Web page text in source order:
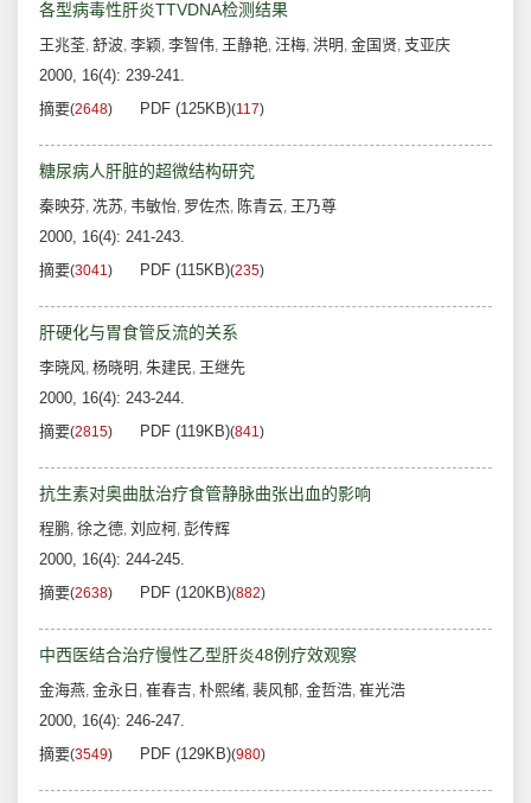
各型病毒性肝炎TTVDNA检测结果
王兆荃, 舒波, 李颖, 李智伟, 王静艳, 汪梅, 洪明 , 金国贤, 支亚庆
2000, 16(4): 239-241.
摘要(2648) PDF (125KB)(117)
糖尿病人肝脏的超微结构研究
秦映芬, 冼苏, 韦敏怡, 罗佐杰, 陈青云, 王乃尊
2000, 16(4): 241-243.
摘要(3041) PDF (115KB)(235)
肝硬化与胃食管反流的关系
李晓风, 杨晓明 , 朱建民, 王继先
2000, 16(4): 243-244.
摘要(2815) PDF (119KB)(841)
抗生素对奥曲肽治疗食管静脉曲张出血的影响
程鹏, 徐之德, 刘应柯, 彭传辉
2000, 16(4): 244-245.
摘要(2638) PDF (120KB)(882)
中西医结合治疗慢性乙型肝炎48例疗效观察
金海燕, 金永日 , 崔春吉, 朴熙绪, 裴风郁, 金哲浩, 崔光浩
2000, 16(4): 246-247.
摘要(3549) PDF (129KB)(980)